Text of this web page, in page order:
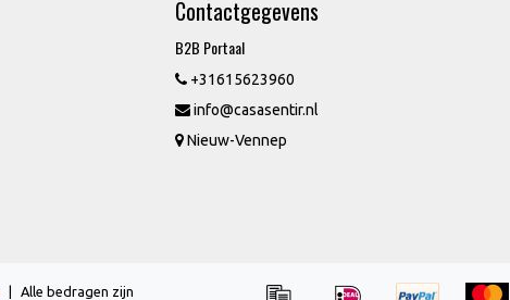
Contactgegevens
B2B Portaal
+31615623960
info@casasentir.nl
Nieuw-Vennep
Alle bedragen zijn